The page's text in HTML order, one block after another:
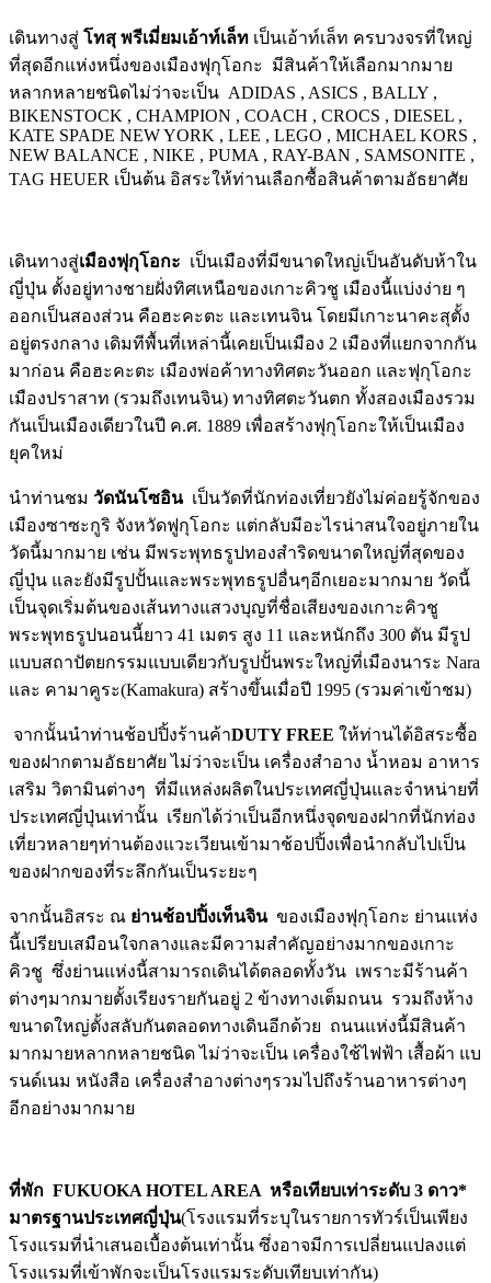
เดินทางสู่ โทสุ พรีเมี่ยมเอ้าท์เล็ท เป็นเอ้าท์เล็ท ครบวงจรที่ใหญ่
ที่สุดอีกแห่งหนึ่งของเมืองฟุกุโอกะ มีสินค้าให้เลือกมากมาย
หลากหลายชนิดไม่ว่าจะเป็น ADIDAS , ASICS , BALLY ,
BIKENSTOCK , CHAMPION , COACH , CROCS , DIESEL ,
KATE SPADE NEW YORK , LEE , LEGO , MICHAEL KORS ,
NEW BALANCE , NIKE , PUMA , RAY-BAN , SAMSONITE ,
TAG HEUER เป็นต้น อิสระให้ท่านเลือกซื้อสินค้าตามอัธยาศัย
เดินทางสู่เมืองฟุกุโอกะ เป็นเมืองที่มีขนาดใหญ่เป็นอันดับห้าใน
ญี่ปุ่น ตั้งอยู่ทางชายฝั่งทิศเหนือของเกาะคิวชู เมืองนี้แบ่งง่าย ๆ
ออกเป็นสองส่วน คือฮะคะตะ และเทนจิน โดยมีเกาะนาคะสุตั้ง
อยู่ตรงกลาง เดิมทีพื้นที่เหล่านี้เคยเป็นเมือง 2 เมืองที่แยกจากกัน
มาก่อน คือฮะคะตะ เมืองพ่อค้าทางทิศตะวันออก และฟุกุโอกะ
เมืองปราสาท (รวมถึงเทนจิน) ทางทิศตะวันตก ทั้งสองเมืองรวม
กันเป็นเมืองเดียวในปี ค.ศ. 1889 เพื่อสร้างฟุกุโอกะให้เป็นเมือง
ยุคใหม่
นำท่านชม วัดนันโซอินเป็นวัดที่นักท่องเที่ยวยังไม่ค่อยรู้จักของ
เมืองซาซะกูริ จังหวัดฟูกุโอกะ แต่กลับมีอะไรน่าสนใจอยู่ภายใน
วัดนี้มากมาย เช่น มีพระพุทธรูปทองสำริดขนาดใหญ่ที่สุดของ
ญี่ปุ่น และยังมีรูปปั้นและพระพุทธรูปอื่นๆอีกเยอะมากมาย วัดนี้
เป็นจุดเริ่มต้นของเส้นทางแสวงบุญที่ชื่อเสียงของเกาะคิวชู
พระพุทธรูปนอนนี้ยาว 41 เมตร สูง 11 และหนักถึง 300 ตัน มีรูป
แบบสถาปัตยกรรมแบบเดียวกับรูปปั้นพระใหญ่ที่เมืองนาระ Nara
และ คามาคูระ(Kamakura) สร้างขึ้นเมื่อปี 1995 (รวมค่าเข้าชม)
จากนั้นนำท่านช้อปปิ้งร้านค้าDUTY FREE ให้ท่านได้อิสระซื้อ
ของฝากตามอัธยาศัย ไม่ว่าจะเป็น เครื่องสำอาง น้ำหอม อาหาร
เสริม วิตามินต่างๆ ที่มีแหล่งผลิตในประเทศญี่ปุ่นและจำหน่ายที่
ประเทศญี่ปุ่นเท่านั้น เรียกได้ว่าเป็นอีกหนึ่งจุดของฝากที่นักท่อง
เที่ยวหลายๆท่านต้องแวะเวียนเข้ามาช้อปปิ้งเพื่อนำกลับไปเป็น
ของฝากของที่ระลึกกันเป็นระยะๆ
จากนั้นอิสระ ณ ย่านช้อปปิ้งเท็นจินของเมืองฟุกุโอกะ ย่านแห่ง
นี้เปรียบเสมือนใจกลางและมีความสำคัญอย่างมากของเกาะ
คิวชู ซึ่งย่านแห่งนี้สามารถเดินได้ตลอดทั้งวัน เพราะมีร้านค้า
ต่างๆมากมายตั้งเรียงรายกันอยู่ 2 ข้างทางเต็มถนน รวมถึงห้าง
ขนาดใหญ่ตั้งสลับกันตลอดทางเดินอีกด้วย ถนนแห่งนี้มีสินค้า
มากมายหลากหลายชนิด ไม่ว่าจะเป็น เครื่องใช้ไฟฟ้า เสื้อผ้า แบ
รนด์เนม หนังสือ เครื่องสำอางต่างๆรวมไปถึงร้านอาหารต่างๆ
อีกอย่างมากมาย
ที่พัก FUKUOKA HOTEL AREA หรือเทียบเท่าระดับ 3 ดาว*
มาตรฐานประเทศญี่ปุ่น(โรงแรมที่ระบุในรายการทัวร์เป็นเพียง
โรงแรมที่นำเสนอเบื้องต้นเท่านั้น ซึ่งอาจมีการเปลี่ยนแปลงแต่
โรงแรมที่เข้าพักจะเป็นโรงแรมระดับเทียบเท่ากัน)